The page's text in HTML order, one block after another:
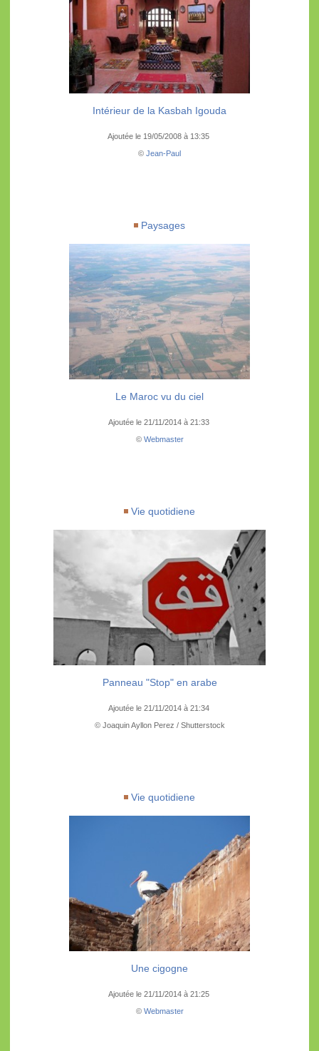
Intérieur de la Kasbah Igouda
Ajoutée le 19/05/2008 à 13:35
© Jean-Paul
Paysages
Le Maroc vu du ciel
Ajoutée le 21/11/2014 à 21:33
© Webmaster
Vie quotidiene
Panneau "Stop" en arabe
Ajoutée le 21/11/2014 à 21:34
© Joaquin Ayllon Perez / Shutterstock
Vie quotidiene
Une cigogne
Ajoutée le 21/11/2014 à 21:25
© Webmaster